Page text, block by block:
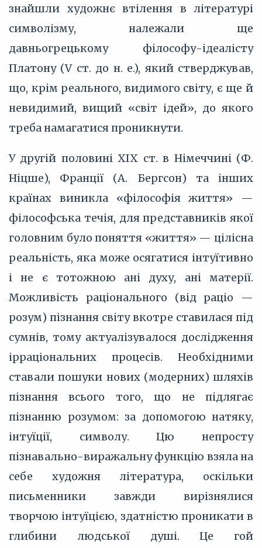
знайшли художнє втілення в літературі
символізму, належали ще
давньогрецькому філософу-ідеалісту
Платону (V ст. до н. е.), який стверджував,
що, крім реального, видимого світу, є ще й
невидимий, вищий «світ ідей», до якого
треба намагатися проникнути.
У другій половині XIX ст. в Німеччині (Ф.
Ніцше), Франції (А. Бергсон) та інших
країнах виникла «філософія життя» —
філософська течія, для представників якої
головним було поняття «життя» — цілісна
реальність, яка може осягатися інтуїтивно
і не є тотожною ані духу, ані матерії.
Можливість раціонального (від раціо —
розум) пізнання світу вкотре ставилася під
сумнів, тому актуалізувалося дослідження
ірраціональних процесів. Необхідними
ставали пошуки нових (модерних) шляхів
пізнання всього того, що не підлягає
пізнанню розумом: за допомогою натяку,
інтуїції, символу. Цю непросту
пізнавально-виражальну функцію взяла на
себе художня література, оскільки
письменники завжди вирізнялися
творчою інтуїцією, здатністю проникати в
глибини людської душі. Це гой